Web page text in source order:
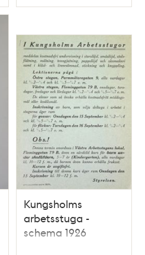
Typ
Kungsholms
arbetsstuga -
schema 1926